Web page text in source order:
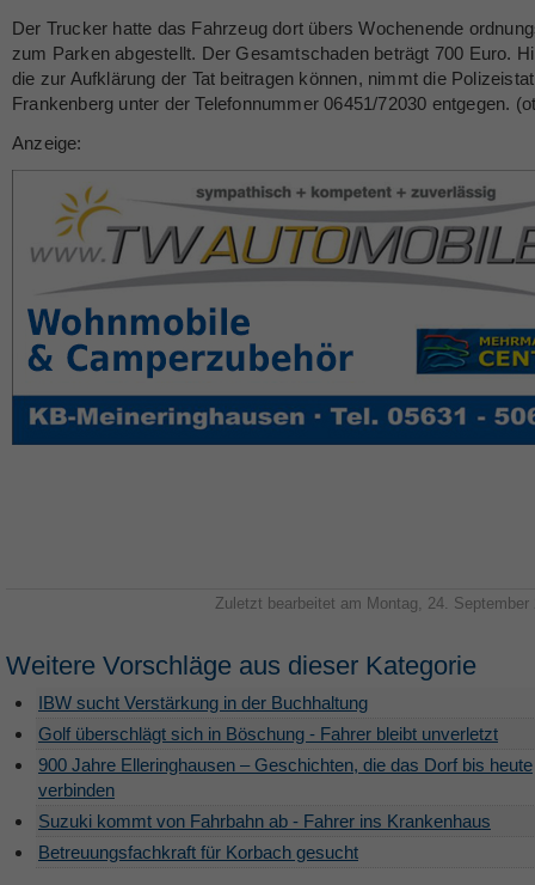
Der Trucker hatte das Fahrzeug dort übers Wochenende
zum Parken abgestellt. Der Gesamtschaden beträgt 700 Euro.
die zur Aufklärung der Tat beitragen können, nimmt die
Frankenberg unter der Telefonnummer 06451/72030 entgegen.
Anzeige:
Zuletzt bearbeitet am Montag, 24. September
Weitere Vorschläge aus dieser Kategorie
IBW sucht Verstärkung in der Buchhaltung
Golf überschlägt sich in Böschung - Fahrer bleibt unverletzt
900 Jahre Elleringhausen – Geschichten, die das Dorf bis heute
verbinden
Suzuki kommt von Fahrbahn ab - Fahrer ins Krankenhaus
Betreuungsfachkraft für Korbach gesucht